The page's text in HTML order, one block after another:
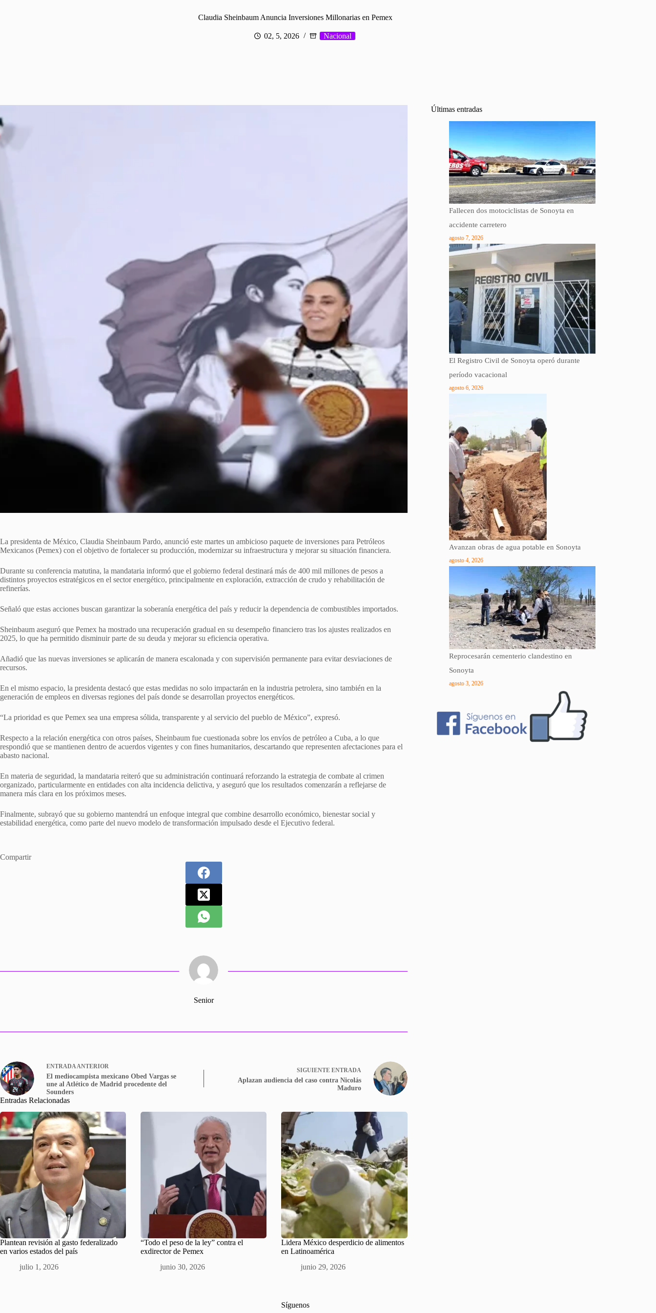
Claudia Sheinbaum Anuncia Inversiones Millonarias en Pemex
02, 5, 2026 Nacional
La presidenta de México, Claudia Sheinbaum Pardo, anunció este martes un ambicioso paquete de inversiones para Petróleos
Mexicanos (Pemex) con el objetivo de fortalecer su producción, modernizar su infraestructura y mejorar su situación financiera.
Durante su conferencia matutina, la mandataria informó que el gobierno federal destinará más de 400 mil millones de pesos a
distintos proyectos estratégicos en el sector energético, principalmente en exploración, extracción de crudo y rehabilitación de
refinerías.
Señaló que estas acciones buscan garantizar la soberanía energética del país y reducir la dependencia de combustibles importados.
Sheinbaum aseguró que Pemex ha mostrado una recuperación gradual en su desempeño financiero tras los ajustes realizados en
2025, lo que ha permitido disminuir parte de su deuda y mejorar su eficiencia operativa.
Añadió que las nuevas inversiones se aplicarán de manera escalonada y con supervisión permanente para evitar desviaciones de
recursos.
En el mismo espacio, la presidenta destacó que estas medidas no solo impactarán en la industria petrolera, sino también en la
generación de empleos en diversas regiones del país donde se desarrollan proyectos energéticos.
“La prioridad es que Pemex sea una empresa sólida, transparente y al servicio del pueblo de México”, expresó.
Respecto a la relación energética con otros países, Sheinbaum fue cuestionada sobre los envíos de petróleo a Cuba, a lo que
respondió que se mantienen dentro de acuerdos vigentes y con fines humanitarios, descartando que representen afectaciones para el
abasto nacional.
En materia de seguridad, la mandataria reiteró que su administración continuará reforzando la estrategia de combate al crimen
organizado, particularmente en entidades con alta incidencia delictiva, y aseguró que los resultados comenzarán a reflejarse de
manera más clara en los próximos meses.
Finalmente, subrayó que su gobierno mantendrá un enfoque integral que combine desarrollo económico, bienestar social y
estabilidad energética, como parte del nuevo modelo de transformación impulsado desde el Ejecutivo federal.
Compartir
Senior
ENTRADA ANTERIOR
El mediocampista mexicano Obed Vargas se
une al Atlético de Madrid procedente del
Sounders
SIGUIENTE ENTRADA
Aplazan audiencia del caso contra Nicolás
Maduro
Entradas Relacionadas
Plantean revisión al gasto federalizado
en varios estados del país
julio 1, 2026
“Todo el peso de la ley” contra el
exdirector de Pemex
junio 30, 2026
Lidera México desperdicio de alimentos
en Latinoamérica
junio 29, 2026
Últimas entradas
Fallecen dos motociclistas de Sonoyta en
accidente carretero
agosto 7, 2026
El Registro Civil de Sonoyta operó durante
período vacacional
agosto 6, 2026
Avanzan obras de agua potable en Sonoyta
agosto 4, 2026
Reprocesarán cementerio clandestino en
Sonoyta
agosto 3, 2026
Síguenos